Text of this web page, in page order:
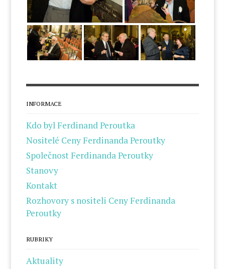
INFORMACE
Kdo byl Ferdinand Peroutka
Nositelé Ceny Ferdinanda Peroutky
Společnost Ferdinanda Peroutky
Stanovy
Kontakt
Rozhovory s nositeli Ceny Ferdinanda
Peroutky
RUBRIKY
Aktuality